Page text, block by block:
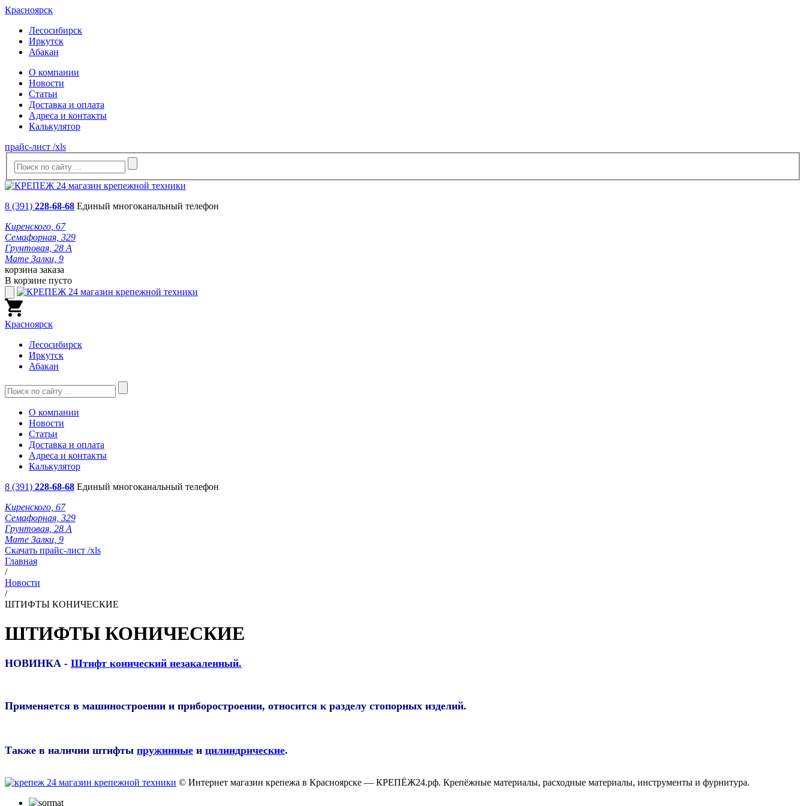
Красноярск
Лесосибирск
Иркутск
Абакан
О компании
Новости
Статьи
Доставка и оплата
Адреса и контакты
Калькулятор
прайс-лист /xls
8 (391) 228-68-68 Единый многоканальный телефон
Киренского, 67
Семафорная, 329
Грунтовая, 28 А
Мате Залки, 9
корзина заказа
В корзине пусто
Красноярск
Лесосибирск
Иркутск
Абакан
О компании
Новости
Статьи
Доставка и оплата
Адреса и контакты
Калькулятор
8 (391) 228-68-68 Единый многоканальный телефон
Киренского, 67
Семафорная, 329
Грунтовая, 28 А
Мате Залки, 9
Скачать прайс-лист /xls
Главная
/
Новости
/
ШТИФТЫ КОНИЧЕСКИЕ
ШТИФТЫ КОНИЧЕСКИЕ
НОВИНКА - Штифт конический незакаленный.
Применяется в машиностроении и приборостроении, относится к разделу стопорных изделий.
Также в наличии штифты пружинные и цилиндрические.
© Интернет магазин крепежа в Красноярске — КРЕПЁЖ24.рф. Крепёжные материалы, расходные материалы, инструменты и фурнитура.